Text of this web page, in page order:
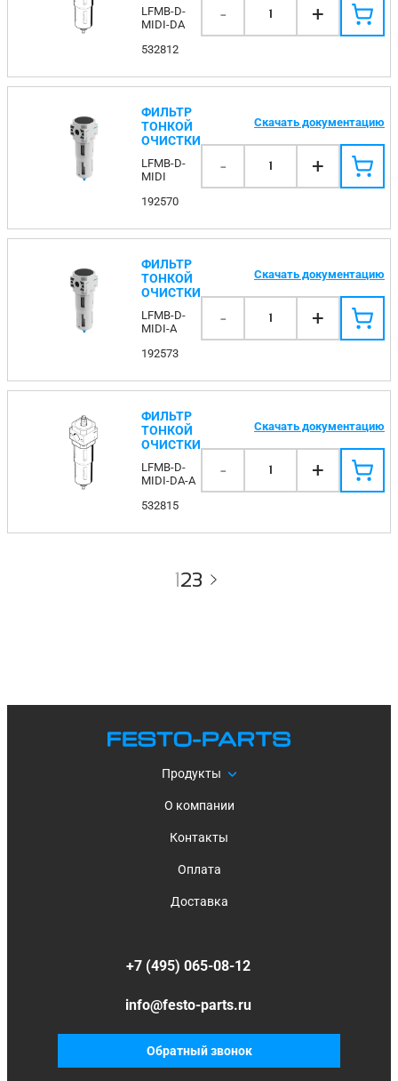
LFMB-D-
MIDI-DA
532812
- 1 +
ФИЛЬТР
ТОНКОЙ
ОЧИСТКИ
LFMB-D-
MIDI
192570
Скачать документацию
- 1 +
ФИЛЬТР
ТОНКОЙ
ОЧИСТКИ
LFMB-D-
MIDI-A
192573
Скачать документацию
- 1 +
ФИЛЬТР
ТОНКОЙ
ОЧИСТКИ
LFMB-D-
MIDI-DA-A
532815
Скачать документацию
- 1 +
123
Продукты
О компании
Контакты
Оплата
Доставка
+7 (495) 065-08-12
info@festo-parts.ru
Обратный звонок